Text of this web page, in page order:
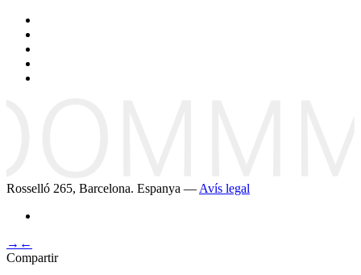
Rosselló 265, Barcelona. Espanya — Avís legal
→ ←
Compartir